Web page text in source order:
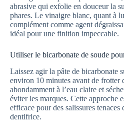
abrasive qui exfolie en douceur la
phares. Le vinaigre blanc, quant à
complément comme agent
idéal pour une finition impeccable.
Utiliser le bicarbonate de soude
Laissez agir la pâte de bicarbonate
environ 10 minutes avant de frotter
abondamment à l’eau claire et
éviter les marques. Cette approche
efficace pour des salissures tenaces
dentifrice.